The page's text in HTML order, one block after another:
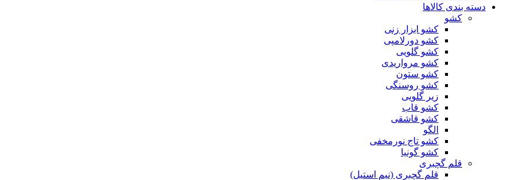
دسته بندی کالاها
کشو
کشو ابزار زنی
کشو دورلامپی
کشو گلویی
کشو مرواریدی
کشو ستون
کشو روسنگی
زیر گلویی
کشو قاب
کشو قاشقی
الگو
کشو تاج نورمخفی
کشو گونیا
قلم گچبری
قلم گچبری (نیم استیل)